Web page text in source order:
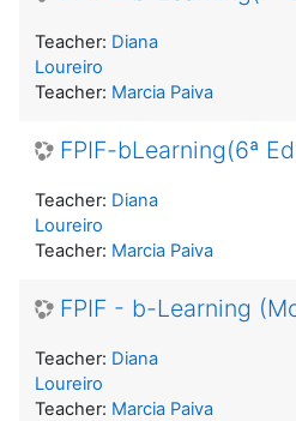
Teacher: Diana
Loureiro
Teacher: Marcia Paiva
FPIF-bLearning(6ª
Teacher: Diana
Loureiro
Teacher: Marcia Paiva
FPIF - b-Learning
Teacher: Diana
Loureiro
Teacher: Marcia Paiva